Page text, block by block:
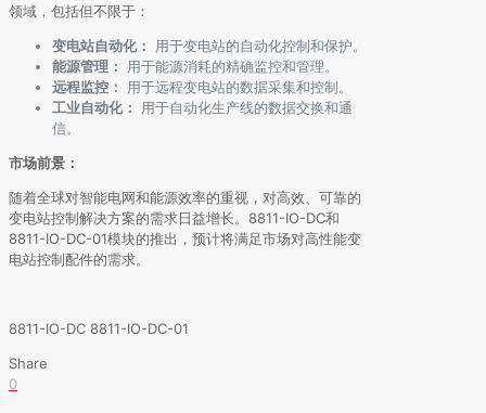
领域，包括但不限于：
变电站自动化：
用于变电站的自动化控制和保护。
能源管理：
用于能源消耗的精确监控和管理。
远程监控：
用于远程变电站的数据采集和控制。
工业自动化：
用于自动化生产线的数据交换和通
信。
市场前景：
随着全球对智能电网和能源效率的重视，对高效、可靠的
变电站控制解决方案的需求日益增长。8811-IO-DC和
8811-IO-DC-01模块的推出，预计将满足市场对高性能变
电站控制配件的需求。
8811-IO-DC 8811-IO-DC-01
Share
0